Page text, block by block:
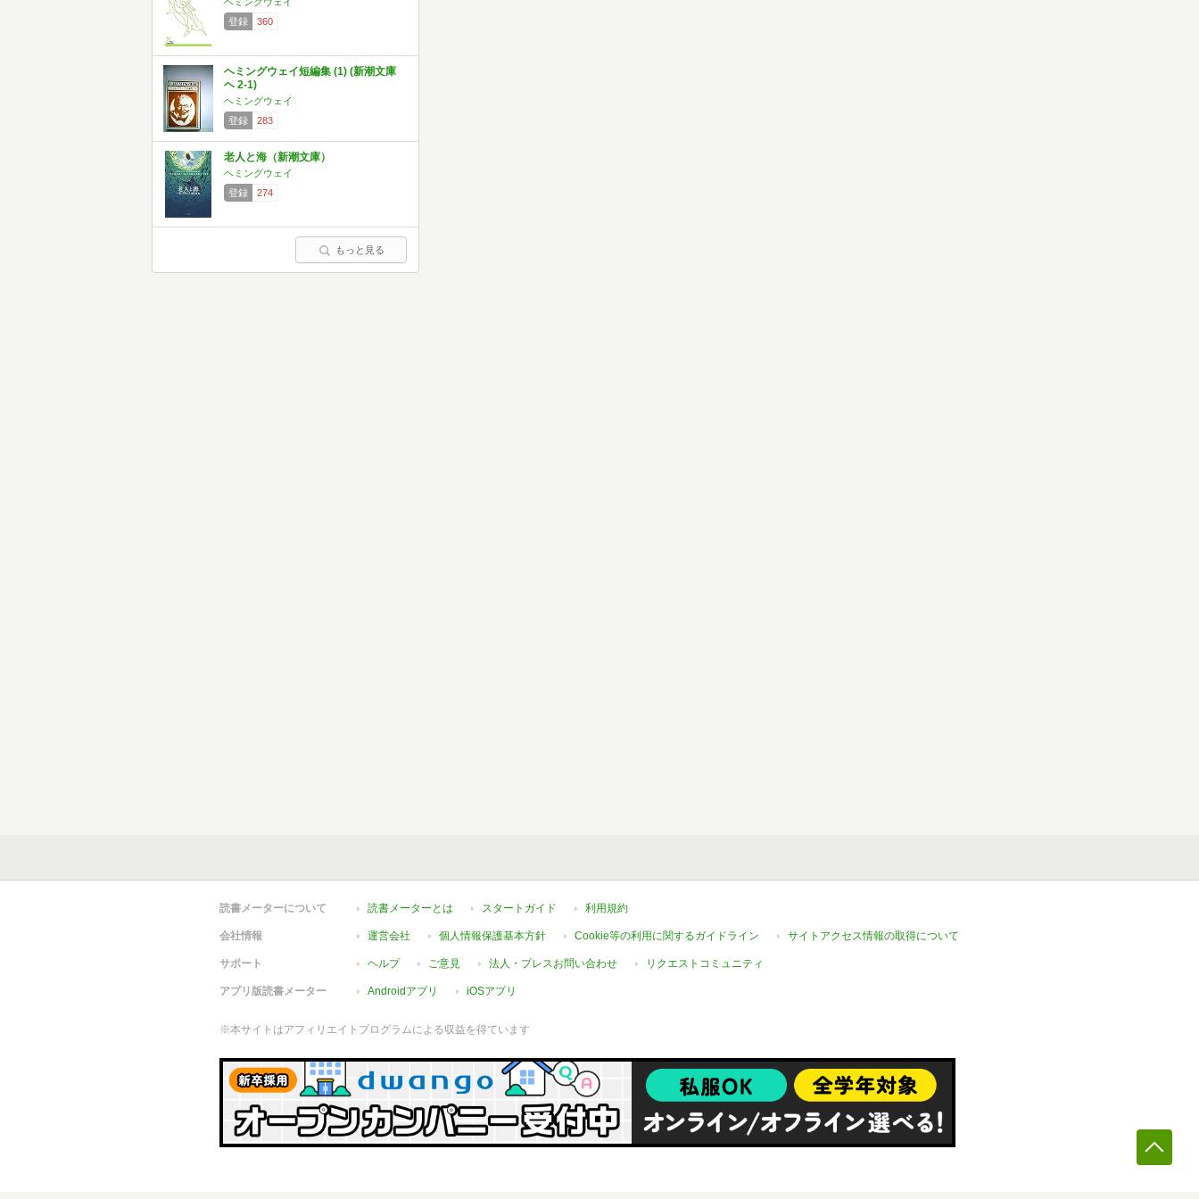
登録
360
ヘミングウェイ短編集 (1) (新潮文庫
ヘ 2-1)
ヘミングウェイ
登録
283
老人と海（新潮文庫）
ヘミングウェイ
登録
274
もっと見る
読書メーターについて 読書メーターとは スタートガイド 利用規約
会社情報 運営会社 個人情報保護基本方針 Cookie等の利用に関するガイドライン サイトアクセス情報の取得について
サポート ヘルプ ご意見 法人・プレスお問い合わせ リクエストコミュニティ
アプリ版読書メーター Androidアプリ iOSアプリ
※本サイトはアフィリエイトプログラムによる収益を得ています